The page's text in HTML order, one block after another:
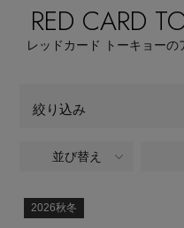
【ペプラム】トレン
パンツ
スカート
ジャケット
ニット
スニーカー
フラットシューズ
レインシューズ
ブーツ
ショルダーバッグ
ハンドバッグ
財布・小物
ストール・マフラー
スマートフォンケー
すべてのアクセサリー
ランジェリー
RED CARD
レッドカード トーキョーの
絞り込み
商品タイプ
CATEGORY
並び替え
2026秋冬